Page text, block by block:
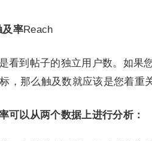
及率Reach
看到帖子的独立用户数。如果
，那么触及数就应该是您着重
可以从两个数据上进行分析：